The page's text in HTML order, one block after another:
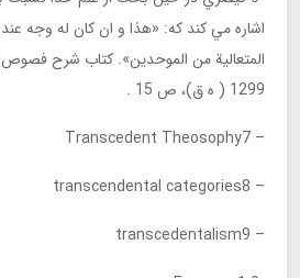
اشاره مي كند كه: «هذا و ان كان له وجه عند
المتعالية من الموحدين». كتاب شرح فصوص
1299 ( ه ق)، ص 15 .
– Transcedent Theosophy7
– transcendental categories8
– transcedentalism9